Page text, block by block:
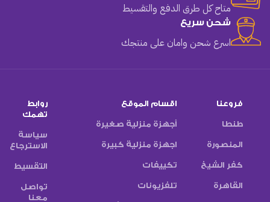
متاح كل طرق الدفع والتقسيط
شحن سريع
اسرع شحن وامان على منتجك
فروعنا
طنطا
المنصورة
كفر الشيخ
القاهرة
اقسام الموقع
أجهزة منزلية صغيرة
اجهزة منزلية كبيرة
تكييفات
تلفزيونات
روابط
تهمك
سياسة
الاسترجاع
التقسيط
تواصل
معنا